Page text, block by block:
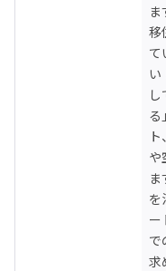
ま
移
て
い
る
や
を
ー
で
求